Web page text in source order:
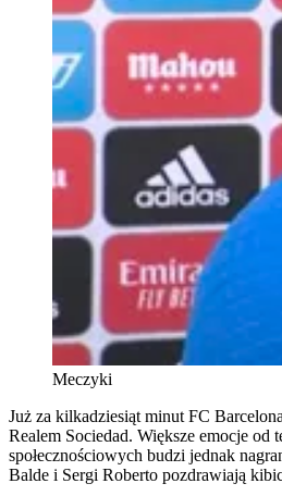
Meczyki
Już za kilkadziesiąt minut FC
Realem Sociedad. Większe emocje od
społecznościowych budzi jednak
Balde i Sergi Roberto pozdrawiają